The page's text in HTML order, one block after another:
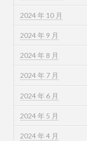
2024 年 10 月
2024 年 9 月
2024 年 8 月
2024 年 7 月
2024 年 6 月
2024 年 5 月
2024 年 4 月